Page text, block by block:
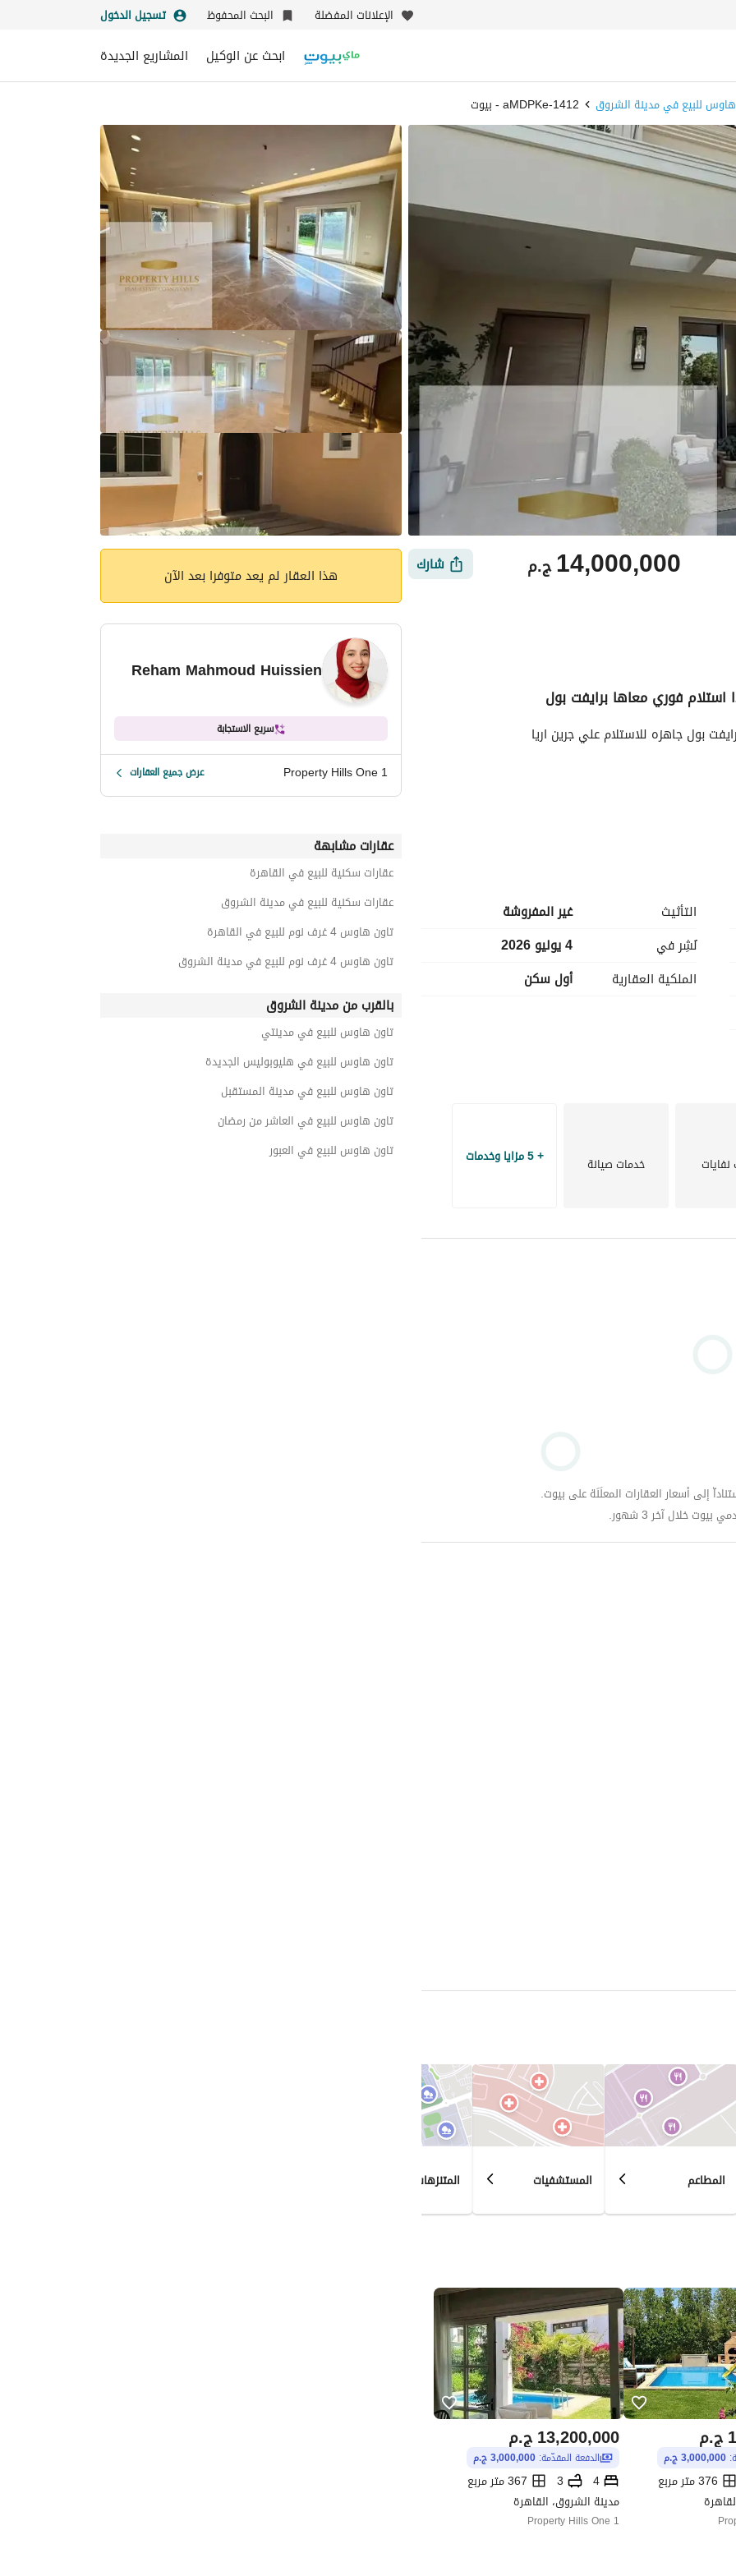
الإعلانات المفضلة البحث المحفوظ تسجيل الدخول
ابحث عن الوكيل المشاريع الجديدة
للبيع في مدينة الشروق 1412-aMDPKe - بيوت
ج.م14,000,000 شارك
الموقع والأماكن القريبة
فوري معاها برايفت بول
بول جاهزه للاستلام علي جرين اريا
إحتياجات السكان بسهوله .
.
التأثيث
غير المفروشة
نُشِر في
4 يوليو 2026
الملكية العقارية
أول سكن
خدمات صيانة + 5 مزايا وخدمات
إلى أسعار العقارات المعلَنَة على بيوت.
خلال آخر 3 شهور.
المطاعم المستشفيات المتنزهات
ج.م
3,000,000 ج.م
376 متر مربع
ج.م13,200,000
الدفعة المقدّمة: 3,000,000 ج.م
4
3
367 متر مربع
مدينة الشروق، القاهرة
Property Hills One 1
هذا العقار لم يعد متوفرا بعد الآن
Reham Mahmoud Huissien
سريع الاستجابة
Property Hills One 1 عرض جميع العقارات
عقارات مشابهة
عقارات سكنية للبيع في القاهرة
عقارات سكنية للبيع في مدينة الشروق
تاون هاوس 4 غرف نوم للبيع في القاهرة
تاون هاوس 4 غرف نوم للبيع في مدينة الشروق
بالقرب من مدينة الشروق
تاون هاوس للبيع في مدينتي
تاون هاوس للبيع في هليوبوليس الجديدة
تاون هاوس للبيع في مدينة المستقبل
تاون هاوس للبيع في العاشر من رمضان
تاون هاوس للبيع في العبور